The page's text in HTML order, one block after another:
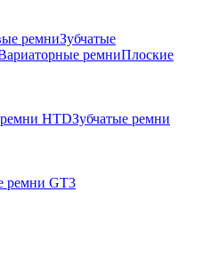
ремниЗубчатые
ремниПлоские
HTDЗубчатые ремни
ремни GT3